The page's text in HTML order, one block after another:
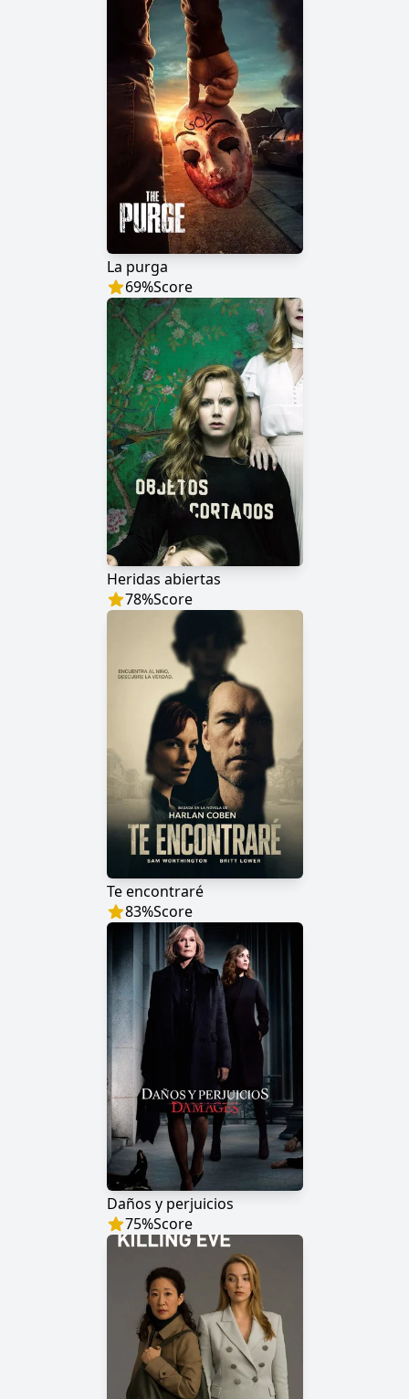
La purga
69%Score
Heridas abiertas
78%Score
Te encontraré
83%Score
Daños y perjuicios
75%Score